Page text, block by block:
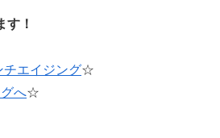
す！
チエイジング☆
へ☆